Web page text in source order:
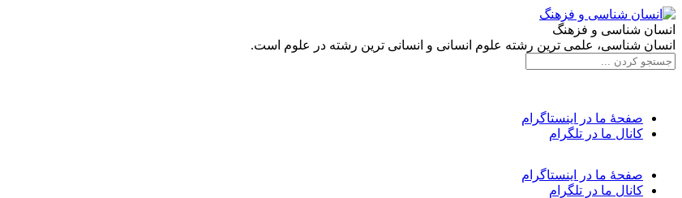
انسان شناسی و فزهنگ
انسان شناسی، علمی ترین رشته علوم انسانی و انسانی ترین رشته در علوم است.
صفحۀ ما در اینستاگرام
کانال ما در تلگرام
صفحۀ ما در اینستاگرام
کانال ما در تلگرام